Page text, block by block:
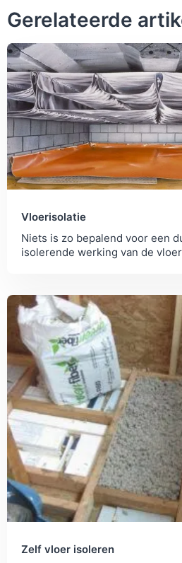
Gerelateerde
Vloerisolatie
Niets is zo bepalend voor een
isolerende werking van de
Zelf vloer isoleren